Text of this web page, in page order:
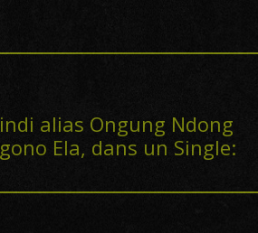
alias Ongung Ndong
Ela, dans un Single: